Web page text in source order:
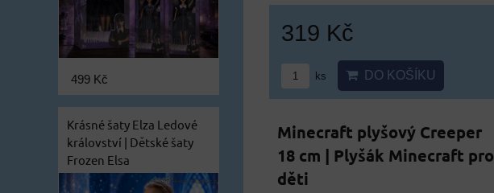
319 Kč
ks DO KOŠÍKU
Minecraft plyšový Creeper
18 cm | Plyšák Minecraft pro
děti
499 Kč
Krásné šaty Elza Ledové
království | Dětské šaty
Frozen Elsa